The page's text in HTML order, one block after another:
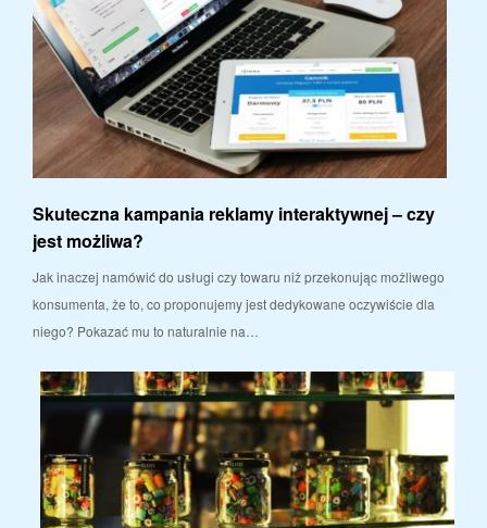
Skuteczna kampania reklamy interaktywnej – czy
jest możliwa?
Jak inaczej namówić do usługi czy towaru niż przekonując możliwego
konsumenta, że to, co proponujemy jest dedykowane oczywiście dla
niego? Pokazać mu to naturalnie na…